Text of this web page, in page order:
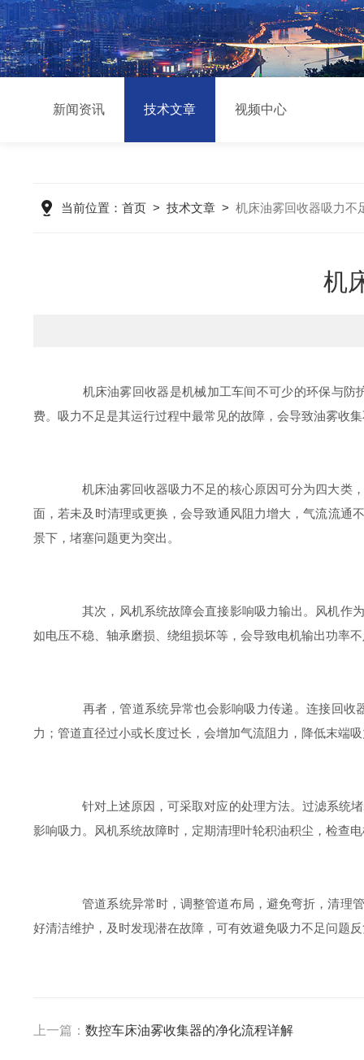
新闻资讯 技术文章 视频中心
当前位置： 首页> 技术文章> 机床油雾回收器吸力不
机
机床油雾回收器是机械加工车间不可少的环保与防
费。吸力不足是其运行过程中最常见的故障，会导致油雾收
机床油雾回收器吸力不足的核心原因可分为四大类，
面，若未及时清理或更换，会导致通风阻力增大，气流流通
景下，堵塞问题更为突出。
其次，风机系统故障会直接影响吸力输出。风机作为
如电压不稳、轴承磨损、绕组损坏等，会导致电机输出功率
再者，管道系统异常也会影响吸力传递。连接回收
力；管道直径过小或长度过长，会增加气流阻力，降低末端
针对上述原因，可采取对应的处理方法。过滤系统堵
影响吸力。风机系统故障时，定期清理叶轮积油积尘，检查
管道系统异常时，调整管道布局，避免弯折，清理管
好清洁维护，及时发现潜在故障，可有效避免吸力不足问题
上一篇： 数控车床油雾收集器的净化流程详解